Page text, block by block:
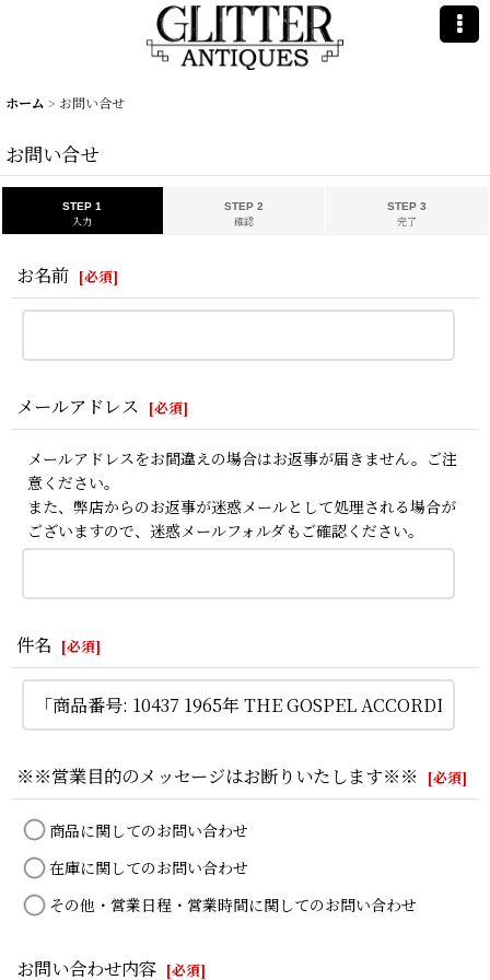
ホーム > お問い合せ
お問い合せ
STEP 1
入力
STEP 2
確認
STEP 3
完了
お名前 [必須]
メールアドレス [必須]
メールアドレスをお間違えの場合はお返事が届きません。ご注
意ください。
また、弊店からのお返事が迷惑メールとして処理される場合が
ございますので、迷惑メールフォルダもご確認ください。
件名 [必須]
※※営業目的のメッセージはお断りいたします※※ [必須]
商品に関してのお問い合わせ
在庫に関してのお問い合わせ
その他・営業日程・営業時間に関してのお問い合わせ
お問い合わせ内容 [必須]